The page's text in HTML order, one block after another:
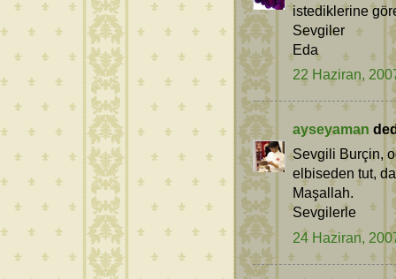
istediklerine
Sevgiler
Eda
22 Haziran,
ayseyaman
Sevgili Burçin,
elbiseden tut,
Maşallah.
Sevgilerle
24 Haziran,